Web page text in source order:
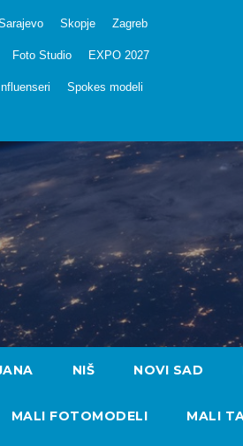
Skopje Zagreb
Foto Studio EXPO 2027
Influenseri Spokes modeli
NIŠ NOVI SAD
MALI FOTOMODELI MALI